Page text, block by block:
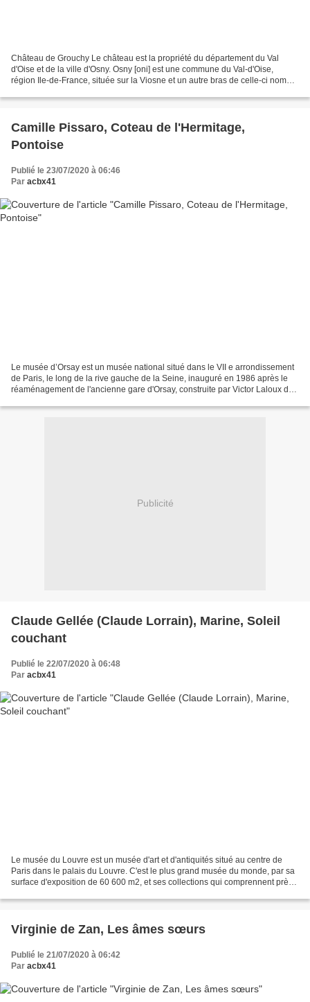
Château de Grouchy Le château est la propriété du département du Val
d'Oise et de la ville d'Osny. Osny [oni] est une commune du Val-d'Oise,
région Ile-de-France, située sur la Viosne et un autre bras de celle-ci nommé
Camille Pissaro, Coteau de l'Hermitage,
Pontoise
Publié le 23/07/2020 à 06:46
Par acbx41
Le musée d’Orsay est un musée national situé dans le VII e arrondissement
de Paris, le long de la rive gauche de la Seine, inauguré en 1986 après le
réaménagement de l'ancienne gare d'Orsay, construite par Victor Laloux de
Publicité
Claude Gellée (Claude Lorrain), Marine, Soleil
couchant
Publié le 22/07/2020 à 06:48
Par acbx41
Le musée du Louvre est un musée d'art et d'antiquités situé au centre de
Paris dans le palais du Louvre. C'est le plus grand musée du monde, par sa
surface d'exposition de 60 600 m2, et ses collections qui comprennent près
Virginie de Zan, Les âmes sœurs
Publié le 21/07/2020 à 06:42
Par acbx41